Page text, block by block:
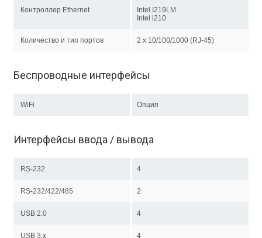
Контроллер Ethernet
Intel I219LM
Intel i210
Количество и тип портов 2 х 10/100/1000 (RJ-45)
Беспроводные интерфейсы
WiFi Опция
Интерфейсы ввода / вывода
RS-232 4
RS-232/422/485 2
USB 2.0 4
USB 3.x 4